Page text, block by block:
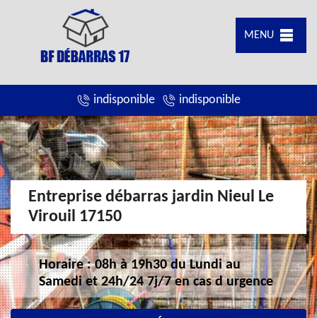
MENU
indisponible indisponible
Entreprise débarras jardin Nieul Le
Virouil 17150
Horaire : 08h à 19h30 du Lundi au
Samedi et 24h/24 7j/7 en cas d urgence